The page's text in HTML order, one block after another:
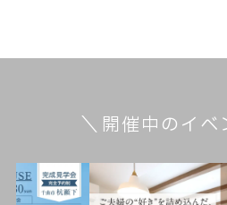
開催中のイベ